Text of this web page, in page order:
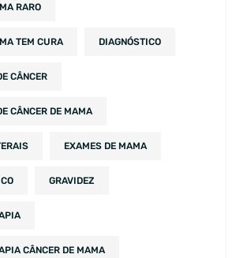
RARO
TEM CURA DIAGNÓSTICO
CÂNCER
CÂNCER DE MAMA
EXAMES DE MAMA
GRAVIDEZ
CÂNCER DE MAMA